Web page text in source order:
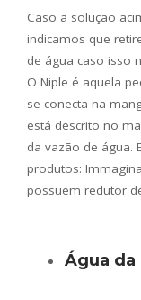
Caso a solução
indicamos que
de água caso isso
O Niple é aquela
se conecta na
está descrito no
da vazão de água.
produtos:
possuem redutor
Água da